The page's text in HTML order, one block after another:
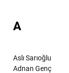
A
Aslı Sarıoğlu
Adnan Genç